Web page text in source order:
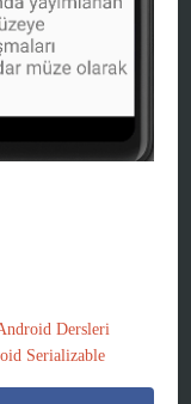
Dersleri
Serializable